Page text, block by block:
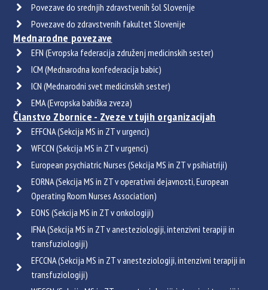
Povezave do srednjih zdravstvenih šol Slovenije
Povezave do zdravstvenih fakultet Slovenije
Mednarodne povezave
EFN (Evropska federacija združenj medicinskih sester)
ICM (Mednarodna konfederacija babic)
ICN (Mednarodni svet medicinskih sester)
EMA (Evropska babiška zveza)
Članstvo Zbornice - Zveze v tujih organizacijah
EFFCNA (Sekcija MS in ZT v urgenci)
WFCCN (Sekcija MS in ZT v urgenci)
European psychiatric Nurses (Sekcija MS in ZT v psihiatriji)
EORNA (Sekcija MS in ZT v operativni dejavnosti, European
Operating Room Nurses Association)
EONS (Sekcija MS in ZT v onkologiji)
IFNA (Sekcija MS in ZT v anesteziologiji, intenzivni terapiji in
transfuziologiji)
EFCCNA (Sekcija MS in ZT v anesteziologiji, intenzivni terapiji in
transfuziologiji)